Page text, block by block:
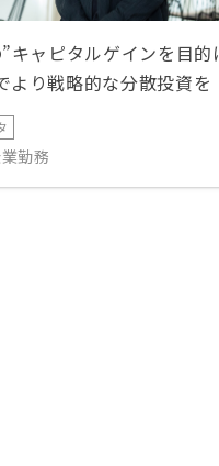
キャピタルゲインを目的
より戦略的な分散投資を
勤務